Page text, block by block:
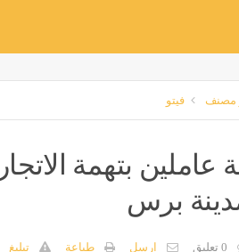
مصنف فيتو
عاملين بتهمة
0 تعليق ارسل طباعة تبليغ